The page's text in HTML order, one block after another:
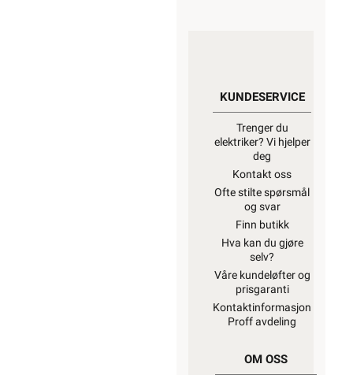
KUNDESERVICE
Trenger du
elektriker? Vi hjelper
deg
Kontakt oss
Ofte stilte spørsmål
og svar
Finn butikk
Hva kan du gjøre
selv?
Våre kundeløfter og
prisgaranti
Kontaktinformasjon
Proff avdeling
OM OSS